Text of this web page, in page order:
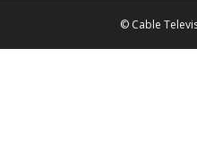
© Cable